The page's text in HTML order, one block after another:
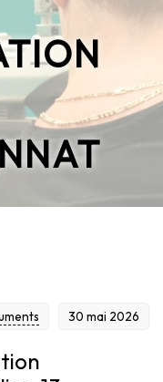
30 mai 2026